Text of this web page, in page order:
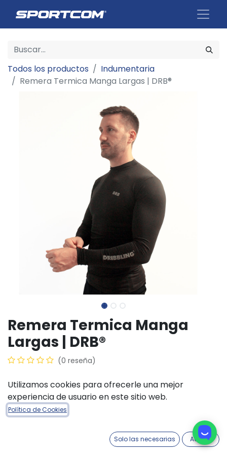
Todos los productos
Indumentaria
Remera Termica Manga Largas | DRB®
Remera Termica Manga
Largas | DRB®
(0 reseña)
$25.000,00
COLORES INDUMENTARIA
Utilizamos cookies para ofrecerle una mejor
experiencia de usuario en este sitio web.
Política de Cookies
Solo las necesarias Acepto